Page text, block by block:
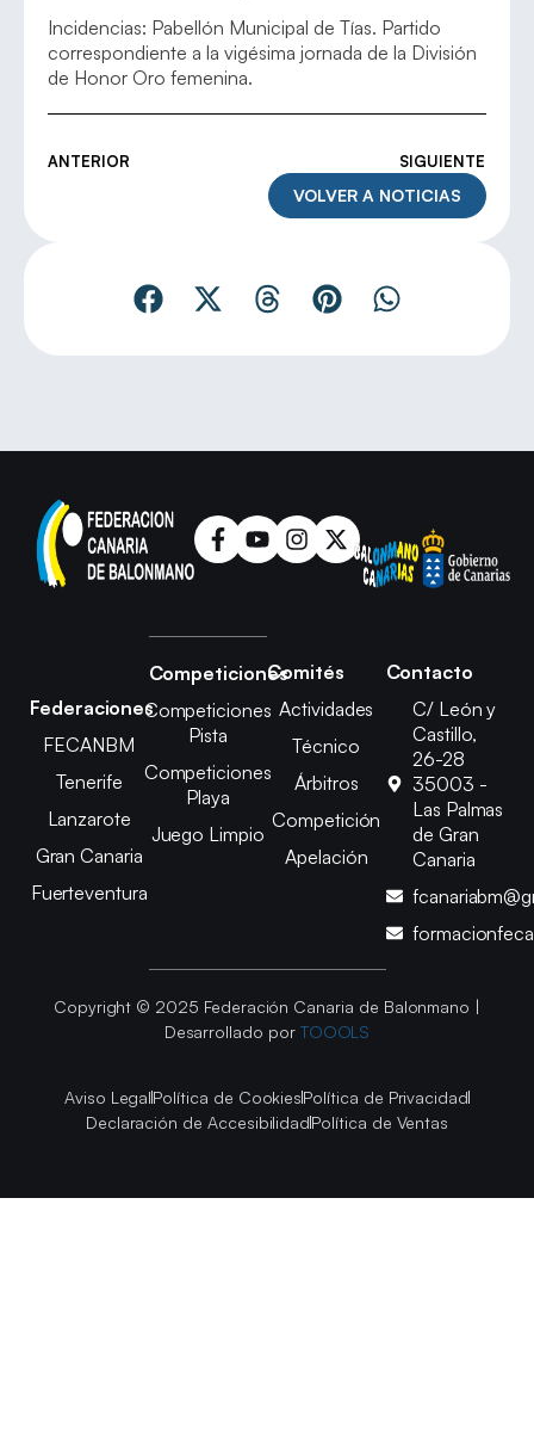
Incidencias: Pabellón Municipal de Tías. Partido
correspondiente a la vigésima jornada de la División
de Honor Oro femenina.
ANTERIOR SIGUIENTE
VOLVER A NOTICIAS
Federaciones
FECANBM
Tenerife
Lanzarote
Gran Canaria
Fuerteventura
Competiciones
Competiciones
Pista
Competiciones
Playa
Juego Limpio
Comités
Actividades
Técnico
Árbitros
Competición
Apelación
Contacto
C/ León y
Castillo,
26-28
35003 -
Las Palmas
de Gran
Canaria
Copyright © 2025 Federación Canaria de Balonmano |
Desarrollado por TOOOLS
Aviso LegalPolítica de CookiesPolítica de Privacidad
Declaración de AccesibilidadPolítica de Ventas